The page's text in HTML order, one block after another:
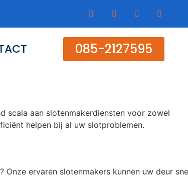
085-2127595
scala aan slotenmakerdiensten voor zowel
helpen bij al uw slotproblemen.
ervaren slotenmakers kunnen uw deur